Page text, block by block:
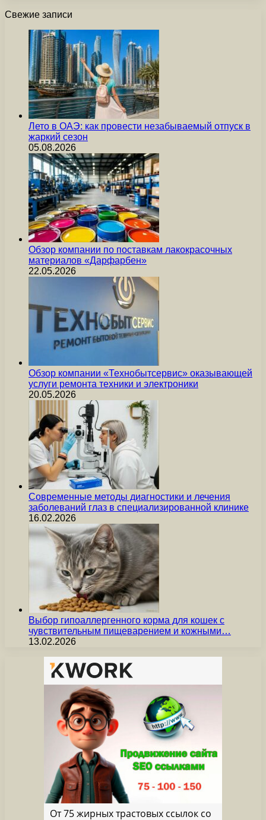
Свежие записи
Лето в ОАЭ: как провести незабываемый отпуск в
жаркий сезон
05.08.2026
Обзор компании по поставкам лакокрасочных
материалов «Дарфарбен»
22.05.2026
Обзор компании «Технобытсервис» оказывающей
услуги ремонта техники и электроники
20.05.2026
Современные методы диагностики и лечения
заболеваний глаз в специализированной клинике
16.02.2026
Выбор гипоаллергенного корма для кошек с
чувствительным пищеварением и кожными…
13.02.2026